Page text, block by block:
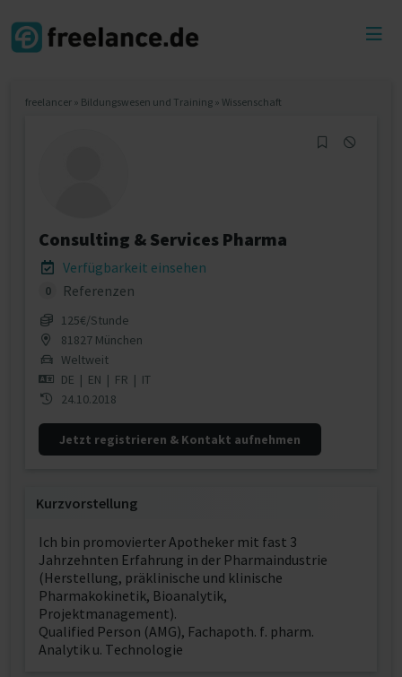
freelancer » Bildungswesen und Training » Wissenschaft
Consulting & Services Pharma
Verfügbarkeit einsehen
0 Referenzen
125€/Stunde
81827 München
Weltweit
DE | EN | FR | IT
24.10.2018
Jetzt registrieren & Kontakt aufnehmen
Kurzvorstellung
Ich bin promovierter Apotheker mit fast 3
Jahrzehnten Erfahrung in der Pharmaindustrie
(Herstellung, präklinische und klinische
Pharmakokinetik, Bioanalytik,
Projektmanagement).
Qualified Person (AMG), Fachapoth. f. pharm.
Analytik u. Technologie